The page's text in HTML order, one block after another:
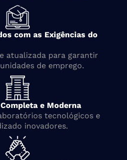
com as Exigências do
atualizada para garantir
de emprego.
e Moderna
tecnológicos e
inovadores.